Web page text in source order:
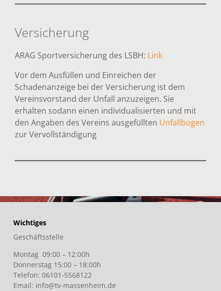
Versicherung
ARAG Sportversicherung des LSBH: Link
Vor dem Ausfüllen und Einreichen der
Schadenanzeige bei der Versicherung ist dem
Vereinsvorstand der Unfall anzuzeigen. Sie
erhalten sodann einen individualisierten und mit
den Angaben des Vereins ausgefüllten Unfallbogen
zur Vervollständigung
Wichtiges
Geschäftsstelle
Montag 09:00 – 12:00h
Donnerstag 15:00 – 18:00h
Telefon: 06101-5568122
Email: info@tv-massenheim.de